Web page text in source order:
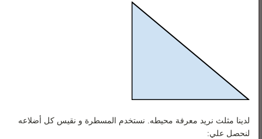
لدينا مثلث نريد معرفة محيطه. نستخدم المسطرة و نقيس كل أضلاعه
لنحصل علي: